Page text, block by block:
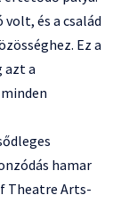
és a család
Ez a
azt a
hamar
Theatre Arts-